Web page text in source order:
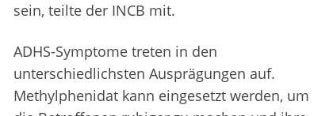
sein, teilte der INCB mit.
ADHS-Symptome treten in den
unterschiedlichsten Ausprägungen auf.
Methylphenidat kann eingesetzt werden, um